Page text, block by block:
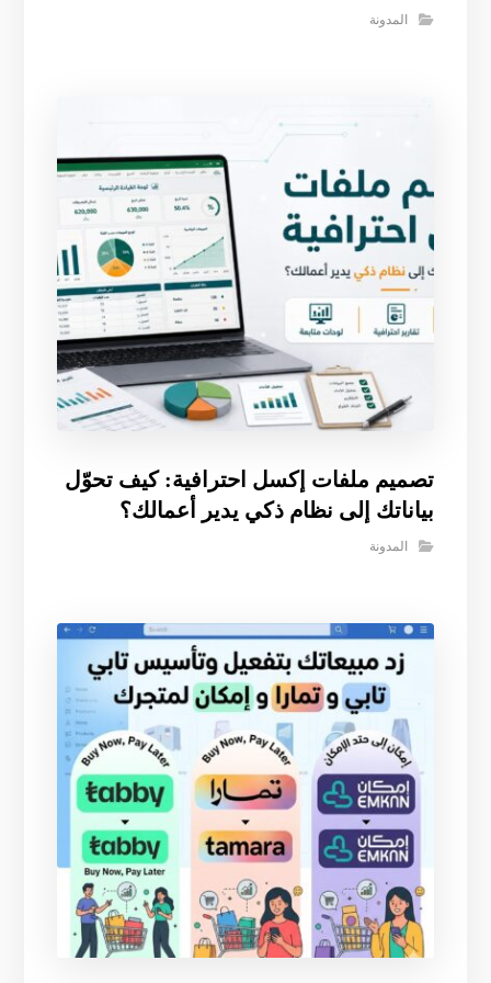
المدونة
تصميم ملفات إكسل احترافية: كيف تحوّل
بياناتك إلى نظام ذكي يدير أعمالك؟
المدونة